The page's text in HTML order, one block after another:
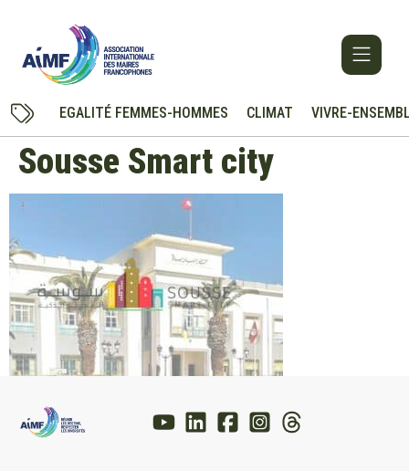
EGALITÉ FEMMES-HOMMES CLIMAT VIVRE-
Sousse Smart city